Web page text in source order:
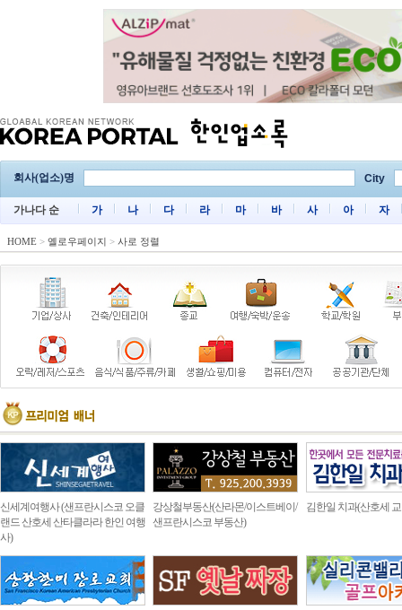
회사(업소)명 City
가나다 순 가 나 다 라 마 바 사 아 자
HOME > 옐로우페이지 > 사로 정렬
신세계여행사 (샌프란시스코 오클
랜드 산호세 산타클라라 한인 여행
사)
강상철부동산(산라몬/이스트베이/
샌프란시스코 부동산)
김한일 치과(산호세